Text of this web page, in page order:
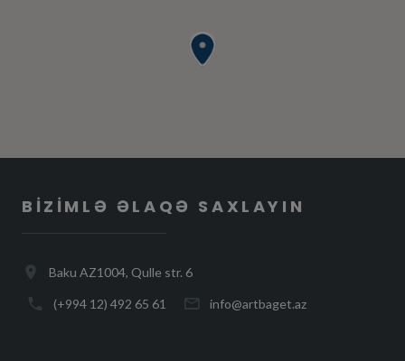
BIZIMLƏ ƏLAQƏ SAXLAYIN
Baku AZ1004, Qulle str. 6
(+994 12) 492 65 61 info@artbaget.az